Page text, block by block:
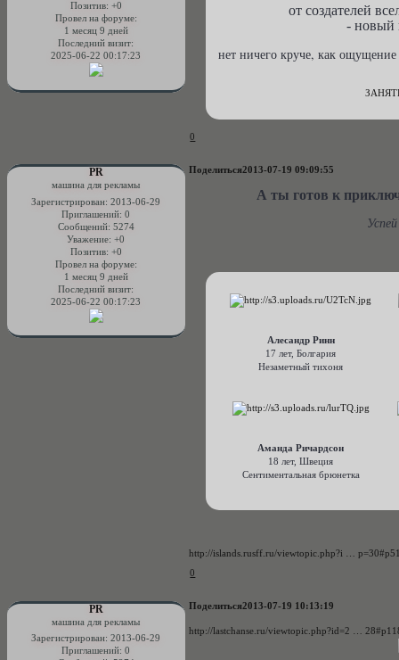
Позитив: +0
Провел на форуме:
1 месяц 9 дней
Последний визит:
2025-06-22 00:17:23
от создателей
- новый
нет ничего круче, как
0
Поделиться2013-07-19 09:09:55
PR
машина для рекламы
Зарегистрирован: 2013-06-29
Приглашений: 0
Сообщений: 5274
Уважение: +0
Позитив: +0
Провел на форуме:
1 месяц 9 дней
Последний визит:
2025-06-22 00:17:23
А ты готов к
Алесандр Ринн
17 лет, Болгария
Незаметный тихоня
Аманда Ричардсон
18 лет, Швеция
Сентиментальная брюнетка
http://islands.rusff.ru/viewtopic.php?i …
0
Поделиться2013-07-19 10:13:19
PR
машина для рекламы
Зарегистрирован: 2013-06-29
Приглашений: 0
http://lastchanse.ru/viewtopic.php?id=2 …